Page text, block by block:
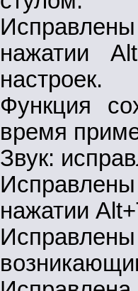
нажатии
настроек.
Функция
время
Звук:
нажатии